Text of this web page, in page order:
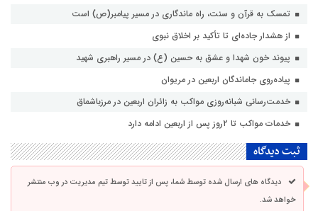
تمسک به قرآن و سنت، راه ماندگاری در مسیر پیامبر(ص) است
از هشدار جاده‌ای تا تأکید بر اخلاق نبوی
پیوند خون شهدا و عشق به حسین (ع) در مسیر راهبری شهید
پیاده‌روی جاماندگان اربعین در مریوان
خدمت‌رسانی شبانه‌روزی مواکب به زائران اربعین در مرزباشماق
خدمات مواکب تا ۲روز پس از اربعین ادامه دارد
ثبت دیدگاه
دیدگاه های ارسال شده توسط شما، پس از تایید توسط تیم مدیریت در وب منتشر
خواهد شد.